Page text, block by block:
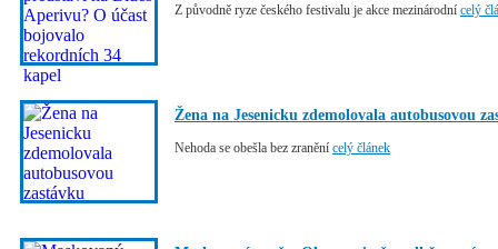
Z původně ryze českého festivalu je akce mezinárodní celý
Žena na Jesenicku zdemolovala autobusovou
Nehoda se obešla bez zranění celý článek